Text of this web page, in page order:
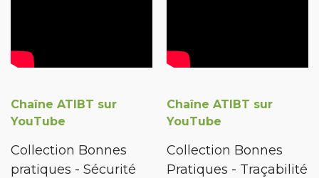
Chaîne ATIBT sur
YouTube
Collection Bonnes
pratiques - Sécurité
Chaîne ATIBT sur
YouTube
Collection Bonnes
Pratiques - Traçabilité